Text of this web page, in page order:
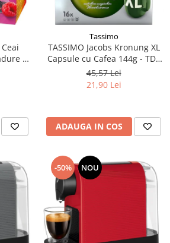
si
Tassimo
TASSIMO Jacobs Kronung XL
Capsule cu Cafea 144g - TDV
11.08.2026
45,57 Lei
21,90 Lei
ADAUGA IN COS
-50% NOU